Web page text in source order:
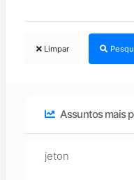
Limpar
Assuntos mais
jeton